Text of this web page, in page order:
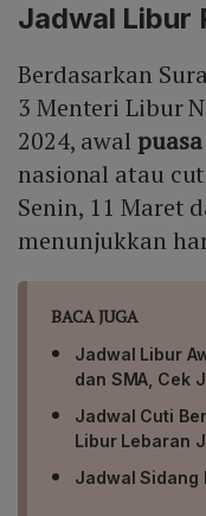
Jadwal Libur
Berdasarkan
3 Menteri Libur
2024, awal puasa
nasional atau
Senin, 11 Maret
menunjukkan
BACA JUGA
Jadwal Libur
dan SMA, Cek
Jadwal Cuti
Libur Lebaran
Jadwal Sidang